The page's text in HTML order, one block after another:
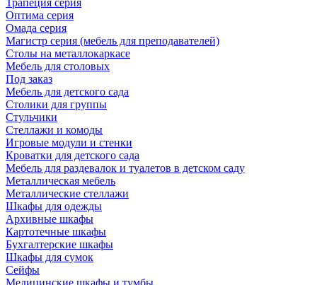
Трапеция серия
Оптима серия
Омада серия
Магистр серия (мебель для преподавателей)
Столы на металлокаркасе
Мебель для столовых
Под заказ
Мебель для детского сада
Столики для группы
Стульчики
Стеллажи и комоды
Игровые модули и стенки
Кроватки для детского сада
Мебель для раздевалок и туалетов в детском саду
Металлическая мебель
Металлические стеллажи
Шкафы для одежды
Архивные шкафы
Картотечные шкафы
Бухгалтерские шкафы
Шкафы для сумок
Сейфы
Медицинские шкафы и тумбы